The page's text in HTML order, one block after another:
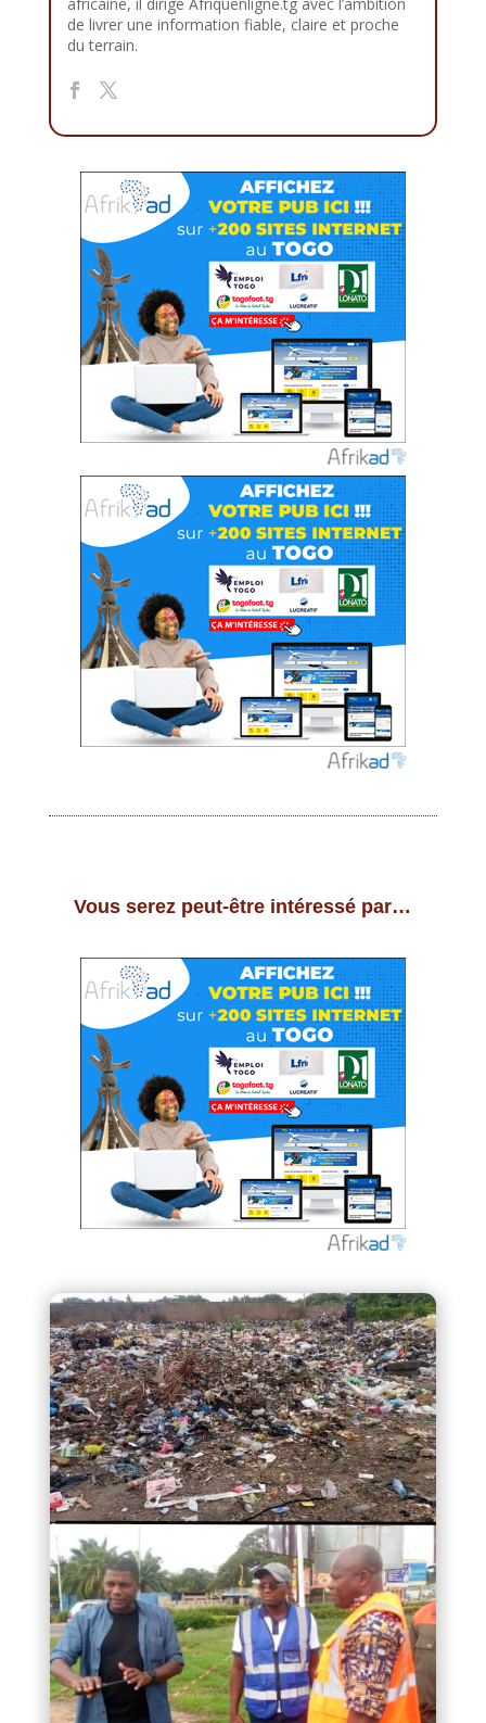
de livrer une information fiable, claire et proche
du terrain.
Vous serez peut-être intéressé par…